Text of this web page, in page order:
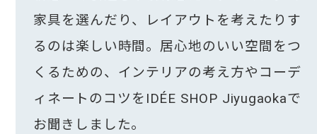
家具を選んだり、レイアウトを考えたりす
るのは楽しい時間。居心地のいい空間をつ
くるための、インテリアの考え方やコーデ
ィネートのコツをIDÉE SHOP Jiyugaokaで
お聞きしました。